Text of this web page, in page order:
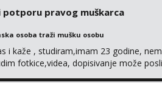
pravog muškarca
osoba traži mušku osobu
i kaže , studiram,imam 23 godine,
fotkice,videa, dopisivanje može